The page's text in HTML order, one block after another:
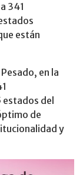
341
están
en la
del
de
y